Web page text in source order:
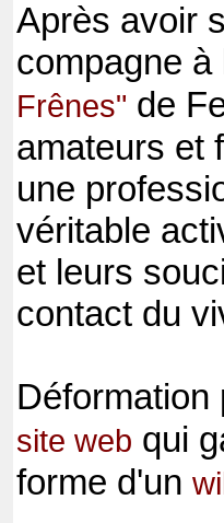
Après avoir
compagne à
Frênes" de
amateurs et
une
véritable
et leurs
contact du
Déformation
site web qui
forme d'un